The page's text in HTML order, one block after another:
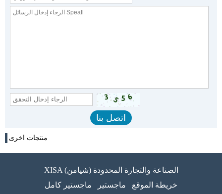
منتجات اخرى
XISA (شيامن) الصناعة والتجارة المحدودة
خريطة الموقع
ماجستير ماجستير كامل